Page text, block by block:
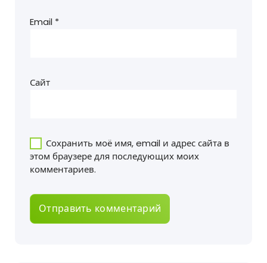
Email *
Сайт
Сохранить моё имя, email и адрес сайта в
этом браузере для последующих моих
комментариев.